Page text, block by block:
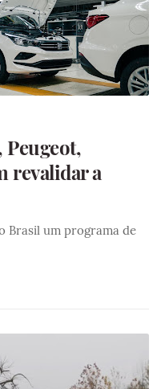
Peugeot,
revalidar a
Brasil um programa de